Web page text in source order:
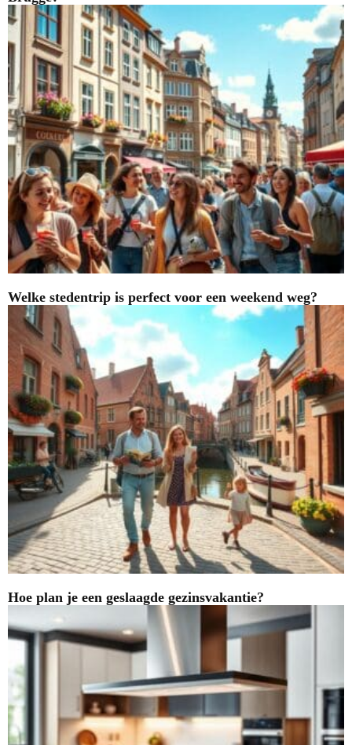
Welke stedentrip is perfect voor een weekend weg?
Hoe plan je een geslaagde gezinsvakantie?